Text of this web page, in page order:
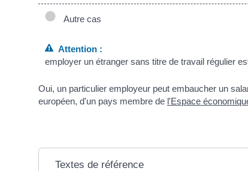
Autre cas
Attention :
employer un étranger sans titre de travail régulier
Oui, un particulier employeur peut embaucher un
européen, d'un pays membre de l'Espace
Textes de référence